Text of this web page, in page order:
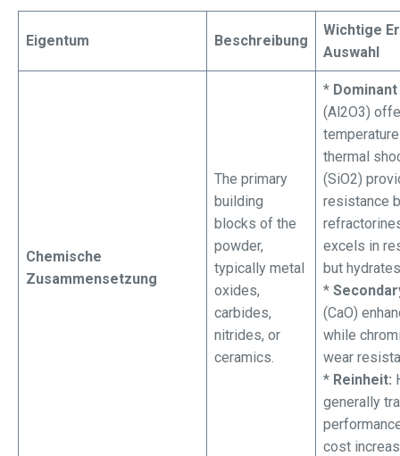
Eigentum Beschreibung
Wichtige
Auswahl
Chemische
Zusammensetzung
The primary
building
blocks of the
powder,
typically metal
oxides,
carbides,
nitrides, or
ceramics.
*
(Al2O3)
thermal
(SiO2)
resistance
excels in
but
*
(CaO)
while
wear
* Reinheit:
generally
cost